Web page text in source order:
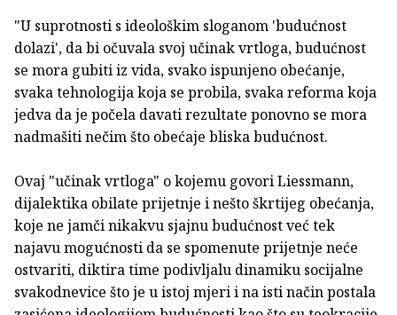
"U suprotnosti s ideološkim sloganom 'budućnost
dolazi', da bi očuvala svoj učinak vrtloga, budućnost
se mora gubiti iz vida, svako ispunjeno obećanje,
svaka tehnologija koja se probila, svaka reforma koja
jedva da je počela davati rezultate ponovno se mora
nadmašiti nečim što obećaje bliska budućnost.
Ovaj "učinak vrtloga" o kojemu govori Liessmann,
dijalektika obilate prijetnje i nešto škrtijeg obećanja,
koje ne jamči nikakvu sjajnu budućnost već tek
najavu mogućnosti da se spomenute prijetnje neće
ostvariti, diktira time podivljalu dinamiku socijalne
svakodnevice što je u istoj mjeri i na isti način postala